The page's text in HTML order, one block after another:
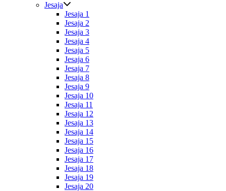
Jesaja
Jesaja 1
Jesaja 2
Jesaja 3
Jesaja 4
Jesaja 5
Jesaja 6
Jesaja 7
Jesaja 8
Jesaja 9
Jesaja 10
Jesaja 11
Jesaja 12
Jesaja 13
Jesaja 14
Jesaja 15
Jesaja 16
Jesaja 17
Jesaja 18
Jesaja 19
Jesaja 20